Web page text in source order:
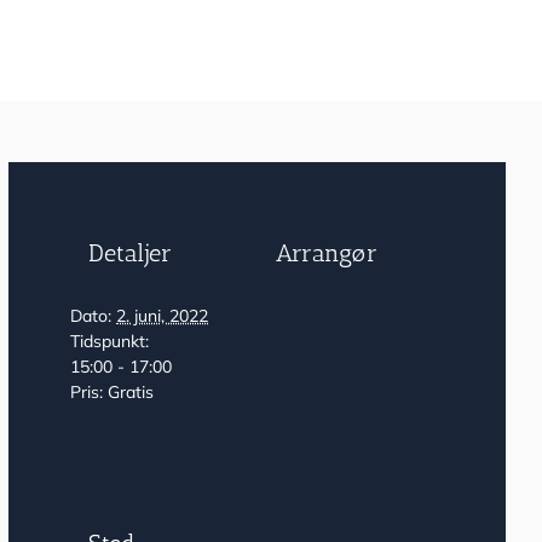
Detaljer
Dato: 2. juni, 2022
Tidspunkt:
15:00 - 17:00
Pris: Gratis
Arrangør